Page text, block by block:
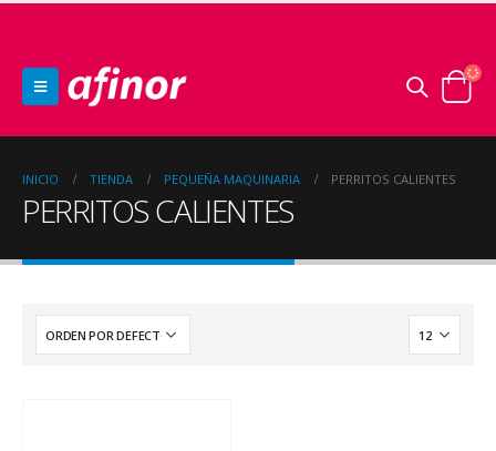
INICIO TIENDA PEQUEÑA MAQUINARIA PERRITOS CALIENTES
PERRITOS CALIENTES